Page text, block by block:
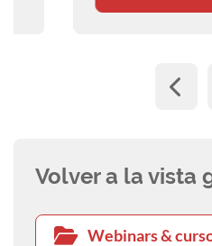
Volver a la vista
Webinars &